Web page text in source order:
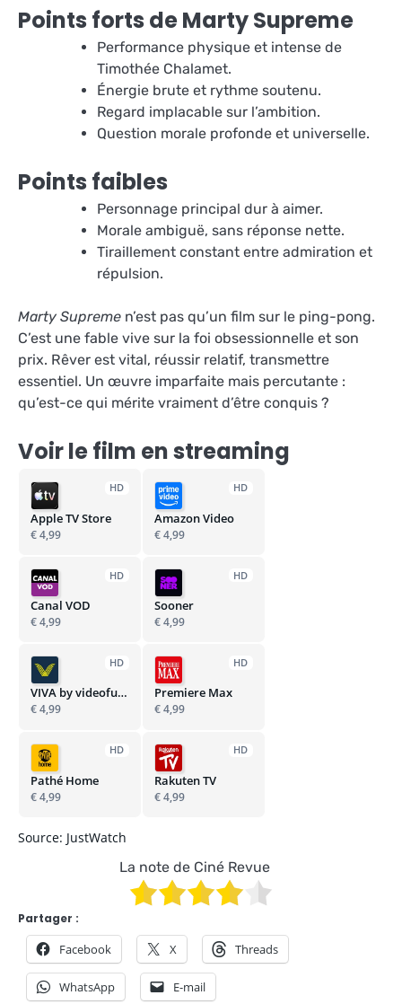
Points forts de Marty Supreme
Performance physique et intense de
Timothée Chalamet.
Énergie brute et rythme soutenu.
Regard implacable sur l’ambition.
Question morale profonde et universelle.
Points faibles
Personnage principal dur à aimer.
Morale ambiguë, sans réponse nette.
Tiraillement constant entre admiration et
répulsion.
Marty Supreme n’est pas qu’un film sur le ping-pong.
C’est une fable vive sur la foi obsessionnelle et son
prix. Rêver est vital, réussir relatif, transmettre
essentiel. Un œuvre imparfaite mais percutante :
qu’est-ce qui mérite vraiment d’être conquis ?
Voir le film en streaming
HD
Apple TV Store
€ 4,99
HD
Amazon Video
€ 4,99
HD
Canal VOD
€ 4,99
HD
Sooner
€ 4,99
HD
VIVA by videofutur
€ 4,99
HD
Premiere Max
€ 4,99
HD
Pathé Home
€ 4,99
HD
Rakuten TV
€ 4,99
Source: JustWatch
La note de Ciné Revue
Partager :
Facebook X Threads
WhatsApp E-mail